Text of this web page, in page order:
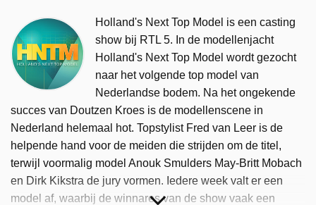
Holland's Next Top Model is een casting
show bij RTL 5. In de modellenjacht
Holland's Next Top Model wordt gezocht
naar het volgende top model van
Nederlandse bodem. Na het ongekende
succes van Doutzen Kroes is de modellenscene in
Nederland helemaal hot. Topstylist Fred van Leer is de
helpende hand voor de meiden die strijden om de titel,
terwijl voormalig model Anouk Smulders May-Britt Mobach
en Dirk Kikstra de jury vormen. Iedere week valt er een
model af, waarbij de winnares van de show vaak een